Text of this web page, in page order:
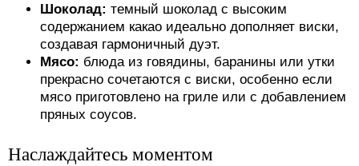
Шоколад: темный шоколад с высоким
содержанием какао идеально дополняет виски,
создавая гармоничный дуэт.
Мясо: блюда из говядины, баранины или утки
прекрасно сочетаются с виски, особенно если
мясо приготовлено на гриле или с добавлением
пряных соусов.
Наслаждайтесь моментом